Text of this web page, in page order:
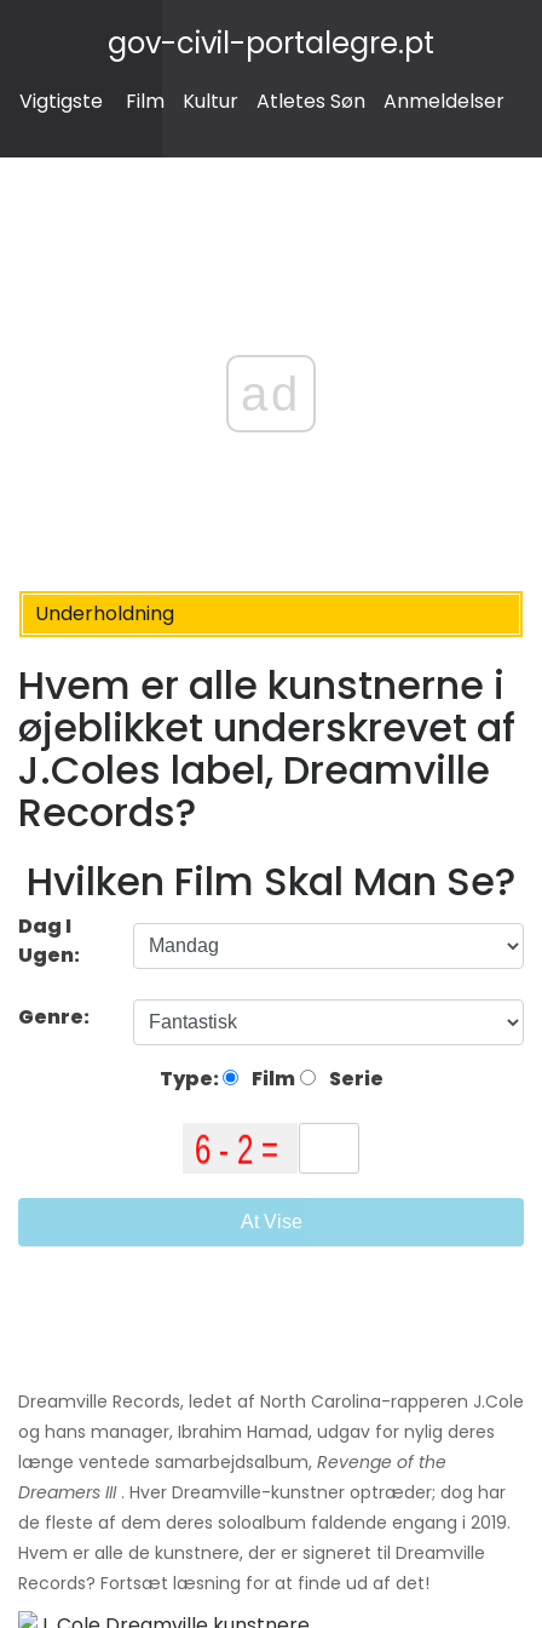
gov-civil-portalegre.pt
Vigtigste Film Kultur Atletes Søn Anmeldelser
ad
Underholdning
Hvem er alle kunstnerne i
øjeblikket underskrevet af
J.Coles label, Dreamville
Records?
Hvilken Film Skal Man Se?
Dag I
Ugen:
Genre:
Type: Film Serie
At Vise
Dreamville Records, ledet af North Carolina-rapperen J.Cole
og hans manager, Ibrahim Hamad, udgav for nylig deres
længe ventede samarbejdsalbum, Revenge of the
Dreamers III. Hver Dreamville-kunstner optræder; dog har
de fleste af dem deres soloalbum faldende engang i 2019.
Hvem er alle de kunstnere, der er signeret til Dreamville
Records? Fortsæt læsning for at finde ud af det!